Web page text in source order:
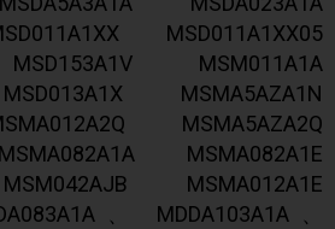
MSD011A1XX05
MSM011A1A
MSMA5AZA1N
MSMA5AZA2Q
MSMA082A1E
MSMA012A1E
、 MDDA103A1A、